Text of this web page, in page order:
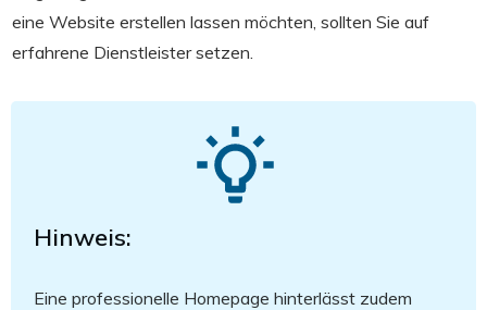
eine Website erstellen lassen möchten, sollten Sie auf
erfahrene Dienstleister setzen.
Hinweis:
Eine professionelle Homepage hinterlässt zudem